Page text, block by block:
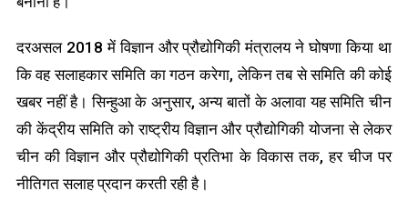
दरअसल 2018 में विज्ञान और प्रौद्योगिकी मंत्रालय ने घोषणा किया था
कि वह सलाहकार समिति का गठन करेगा, लेकिन तब से समिति की कोई
खबर नहीं है। सिन्हुआ के अनुसार, अन्य बातों के अलावा यह समिति चीन
की केंद्रीय समिति को राष्ट्रीय विज्ञान और प्रौद्योगिकी योजना से लेकर
चीन की विज्ञान और प्रौद्योगिकी प्रतिभा के विकास तक, हर चीज पर
नीतिगत सलाह प्रदान करती रही है।